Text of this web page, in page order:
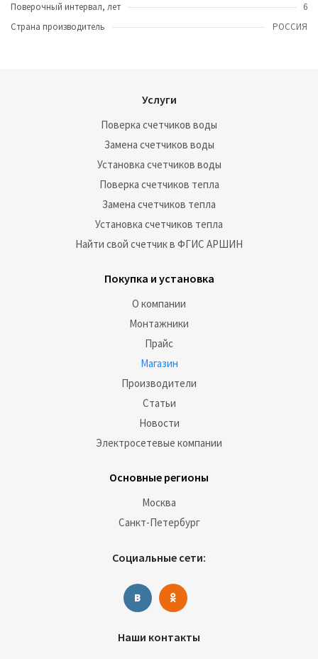
Поверочный интервал, лет
6
Страна производитель
РОССИЯ
Услуги
Поверка счетчиков воды
Замена счетчиков воды
Установка счетчиков воды
Поверка счетчиков тепла
Замена счетчиков тепла
Установка счетчиков тепла
Найти свой счетчик в ФГИС АРШИН
Покупка и установка
О компании
Монтажники
Прайс
Магазин
Производители
Статьи
Новости
Электросетевые компании
Основные регионы
Москва
Санкт-Петербург
Социальные сети:
Наши контакты